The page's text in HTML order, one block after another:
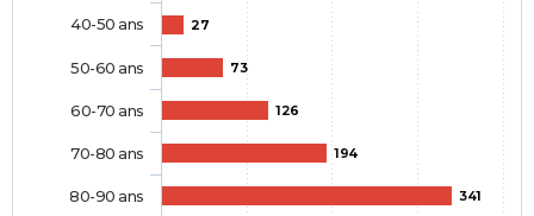
27
73
126
194
341
40-50 ans
50-60 ans
60-70 ans
70-80 ans
80-90 ans